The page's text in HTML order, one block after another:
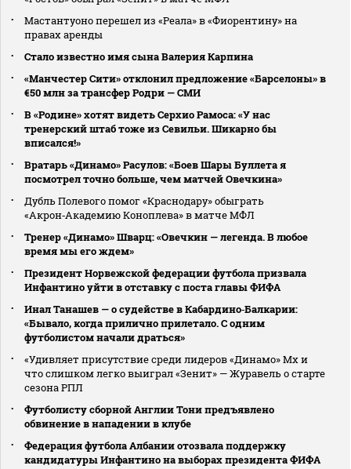
Мастантуоно перешел из «Реала» в «Фиорентину» на
правах аренды
Стало известно имя сына Валерия Карпина
«Манчестер Сити» отклонил предложение «Барселоны» в
€50 млн за трансфер Родри — СМИ
В «Родине» хотят видеть Серхио Рамоса: «У нас
тренерский штаб тоже из Севильи. Шикарно бы
вписался!»
Вратарь «Динамо» Расулов: «Боев Шары Буллета я
посмотрел точно больше, чем матчей Овечкина»
Дубль Полевого помог «Краснодару» обыграть
«Акрон‑Академию Коноплева» в матче МФЛ
Тренер «Динамо» Шварц: «Овечкин — легенда. В любое
время мы его ждем»
Президент Норвежской федерации футбола призвала
Инфантино уйти в отставку с поста главы ФИФА
Инал Танашев — о судействе в Кабардино‑Балкарии:
«Бывало, когда прилично прилетало. С одним
футболистом начали драться»
«Удивляет присутствие среди лидеров «Динамо» Мх и
что слишком легко выиграл «Зенит» — Журавель о старте
сезона РПЛ
Футболисту сборной Англии Тони предъявлено
обвинение в нападении в клубе
Федерация футбола Албании отозвала поддержку
кандидатуры Инфантино на выборах президента ФИФА